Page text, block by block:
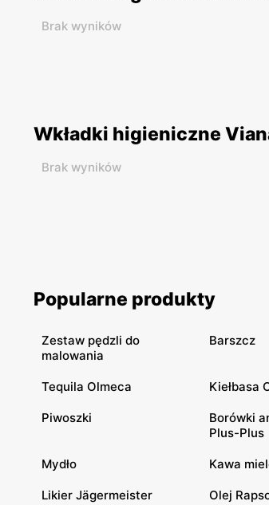
Brak wyników
Wkładki higieniczne
Brak wyników
Popularne produkty
Zestaw pędzli do
malowania
Barszcz
Tequila Olmeca Kiełbasa
Piwoszki
Borówki
Plus-Plus
Mydło Kawa
Likier Jägermeister Olej